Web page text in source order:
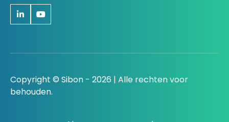
Copyright © Sibon - 2026 | Alle rechten voor
behouden.